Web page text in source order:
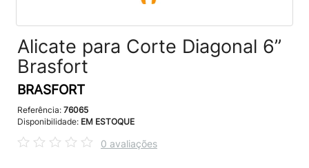
Alicate para Corte Diagonal 6”
Brasfort
BRASFORT
Referência: 76065
Disponibilidade: EM ESTOQUE
0 avaliações